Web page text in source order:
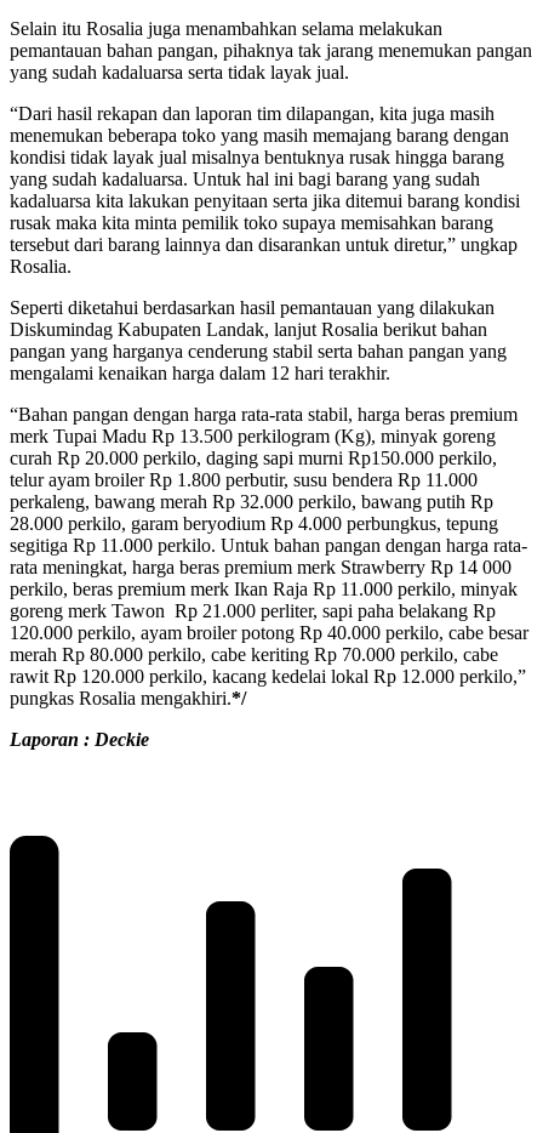
Selain itu Rosalia juga menambahkan selama melakukan
pemantauan bahan pangan, pihaknya tak jarang menemukan pangan
yang sudah kadaluarsa serta tidak layak jual.
“Dari hasil rekapan dan laporan tim dilapangan, kita juga masih
menemukan beberapa toko yang masih memajang barang dengan
kondisi tidak layak jual misalnya bentuknya rusak hingga barang
yang sudah kadaluarsa. Untuk hal ini bagi barang yang sudah
kadaluarsa kita lakukan penyitaan serta jika ditemui barang kondisi
rusak maka kita minta pemilik toko supaya memisahkan barang
tersebut dari barang lainnya dan disarankan untuk diretur,” ungkap
Rosalia.
Seperti diketahui berdasarkan hasil pemantauan yang dilakukan
Diskumindag Kabupaten Landak, lanjut Rosalia berikut bahan
pangan yang harganya cenderung stabil serta bahan pangan yang
mengalami kenaikan harga dalam 12 hari terakhir.
“Bahan pangan dengan harga rata-rata stabil, harga beras premium
merk Tupai Madu Rp 13.500 perkilogram (Kg), minyak goreng
curah Rp 20.000 perkilo, daging sapi murni Rp150.000 perkilo,
telur ayam broiler Rp 1.800 perbutir, susu bendera Rp 11.000
perkaleng, bawang merah Rp 32.000 perkilo, bawang putih Rp
28.000 perkilo, garam beryodium Rp 4.000 perbungkus, tepung
segitiga Rp 11.000 perkilo. Untuk bahan pangan dengan harga rata-
rata meningkat, harga beras premium merk Strawberry Rp 14 000
perkilo, beras premium merk Ikan Raja Rp 11.000 perkilo, minyak
goreng merk Tawon Rp 21.000 perliter, sapi paha belakang Rp
120.000 perkilo, ayam broiler potong Rp 40.000 perkilo, cabe besar
merah Rp 80.000 perkilo, cabe keriting Rp 70.000 perkilo, cabe
rawit Rp 120.000 perkilo, kacang kedelai lokal Rp 12.000 perkilo,”
pungkas Rosalia mengakhiri.*/
Laporan : Deckie